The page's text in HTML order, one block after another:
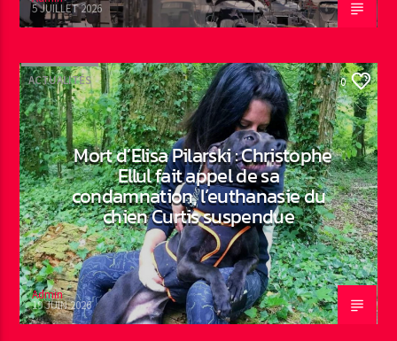
5 JUILLET 2026
ACTUALITÉS 0
Mort d’Elisa Pilarski : Christophe
Ellul fait appel de sa
condamnation, l’euthanasie du
chien Curtis suspendue
Admin
19 JUIN 2026